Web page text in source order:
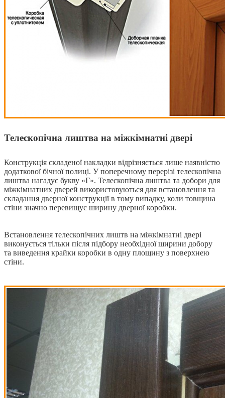
Телескопічна лиштва на міжкімнатні двері
Конструкція складеної накладки відрізняється лише наявністю
додаткової бічної полиці. У поперечному перерізі телескопічна
лиштва нагадує букву «Г». Телескопічна лиштва та добори для
міжкімнатних дверей використовуються для встановлення та
складання дверної конструкції в тому випадку, коли товщина
стіни значно перевищує ширину дверної коробки.
Встановлення телескопічних лиштв на міжкімнатні двері
виконується тільки після підбору необхідної ширини добору
та виведення крайки коробки в одну площину з поверхнею
стіни.